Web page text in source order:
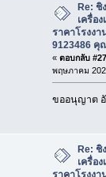
Re: ชิ
เครื่อ
ราคาโรงงา
9123486 คุ
« ตอบกลับ
พฤษภาคม
ขออนุญาต
Re: ชิ
เครื่อ
ราคาโรงงา